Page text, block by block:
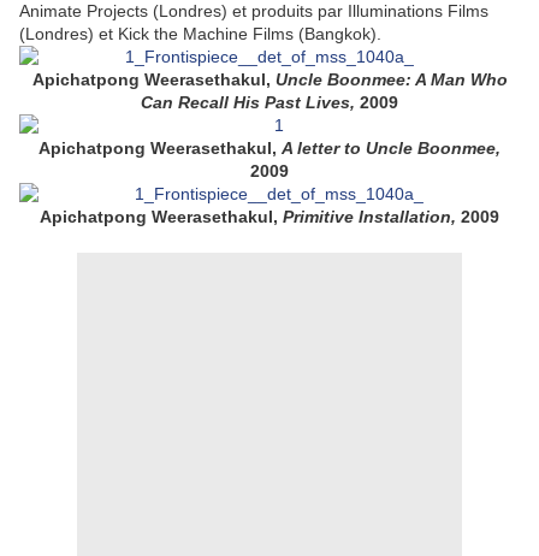
Animate Projects (Londres) et produits par Illuminations Films
(Londres) et Kick the Machine Films (Bangkok).
Apichatpong Weerasethakul, Uncle Boonmee: A Man Who
Can Recall His Past Lives, 2009
Apichatpong Weerasethakul, A letter to Uncle Boonmee,
2009
Apichatpong Weerasethakul, Primitive Installation, 2009